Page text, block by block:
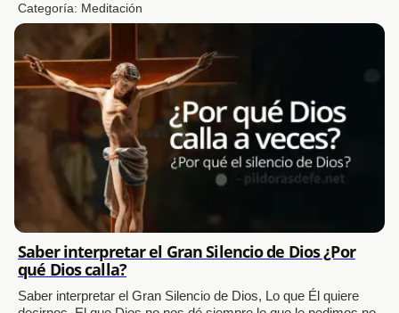
Categoría: Meditación
Saber interpretar el Gran Silencio de Dios ¿Por
qué Dios calla?
Saber interpretar el Gran Silencio de Dios, Lo que Él quiere